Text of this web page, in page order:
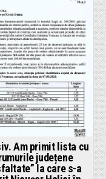
legătură
cu
Autostrada
A7
de
la
Bolotești
spre
giratoriul
de
la
ieșirea
din
Focșani.
Actualizare:
Accesul
pe
centura
de
nord
Posted
in
Am primit lista cu
județene
la care s-a